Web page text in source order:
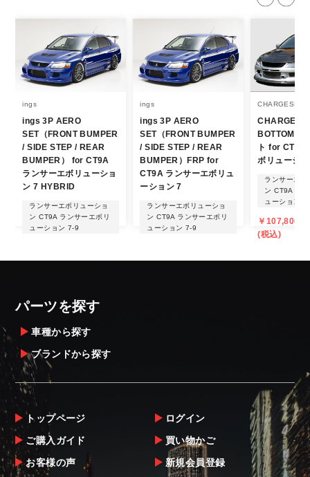
・決済後の正式注文後のキャンセルや変更は
不可となりますので、商品やカラー等、お間
違い無いようお願い致します。
※商品写真は実際の商品とカラーやイメー
ジが若干異なる場合もございます。
発送について
・エアロパーツ・マフラー等の大型商品は、
個人宅への直送・営業所止めができないこと
があることはご了承ください。
また、小さな商品でも、メーカーによって
は個人宅直送・営業所止めが不可の場合がご
・発送先に、塗装・取付店等の業者様をご指
・メーカーによっては、配送先が自動車関連
業者でなければ、配送出来ないことがあるこ
とは予めご了承ください。
お届け商品について
商品到着後は速やかに開封のうえ、中身をご
確認下さい。
当社ならびにメーカーでは販売する商品に万
全を期すよう尽力しておりますが、
万一、商品に不具合があった場合は商品出荷
ings
ings 3P AERO
SET（FRONT BUMPER
/ SIDE STEP / REAR
BUMPER） for CT9A
ランサーエボリューショ
ン 7 HYBRID
ランサーエボリューショ
ン CT9A ランサーエボリ
ューション 7-9
(税込)
ings
ings 3P AERO
SET（FRONT BUMPER
/ SIDE STEP / REAR
BUMPER）FRP for
CT9A ランサーエボリュ
ーション 7
ランサーエボリューショ
ン CT9A ランサーエボリ
ューション 7-9
(税込)
BOTTOM
ト for CT9A
ボリューシ
ランサーエボ
ン CT9A ラ
ューション
￥107,800
(税込)
パーツを探す
車種から探す
ブランドから探す
トップページ
ご購入ガイド
お客様の声
ログイン
買い物かご
新規会員登録